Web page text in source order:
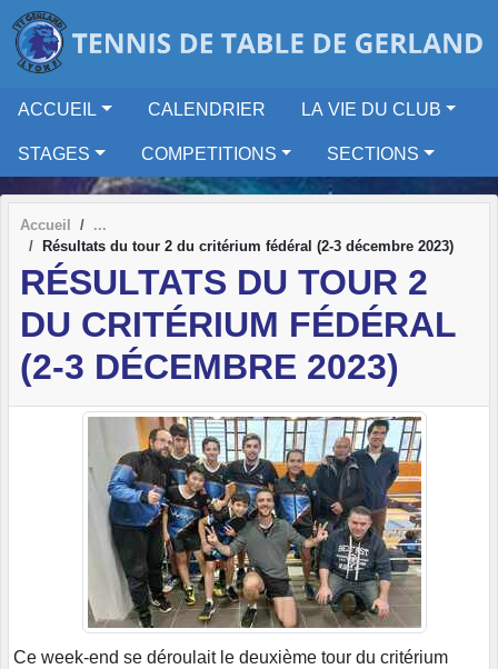
ACCUEIL CALENDRIER LA VIE DU CLUB
STAGES COMPETITIONS SECTIONS
Accueil
Résultats du tour 2 du critérium fédéral (2-3 décembre 2023)
RÉSULTATS DU TOUR 2
DU CRITÉRIUM FÉDÉRAL
(2-3 DÉCEMBRE 2023)
Ce week-end se déroulait le deuxième tour du critérium
Panneau de gestion des cookies